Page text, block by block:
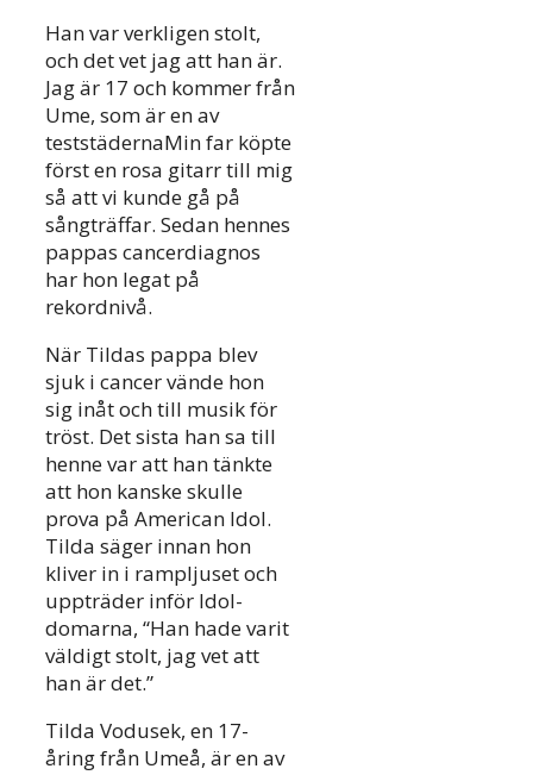
Han var verkligen stolt,
och det vet jag att han är.
Jag är 17 och kommer från
Ume, som är en av
teststädernaMin far köpte
först en rosa gitarr till mig
så att vi kunde gå på
sångträffar. Sedan hennes
pappas cancerdiagnos
har hon legat på
rekordnivå.
När Tildas pappa blev
sjuk i cancer vände hon
sig inåt och till musik för
tröst. Det sista han sa till
henne var att han tänkte
att hon kanske skulle
prova på American Idol.
Tilda säger innan hon
kliver in i rampljuset och
uppträder inför Idol-
domarna, “Han hade varit
väldigt stolt, jag vet att
han är det.”
Tilda Vodusek, en 17-
åring från Umeå, är en av